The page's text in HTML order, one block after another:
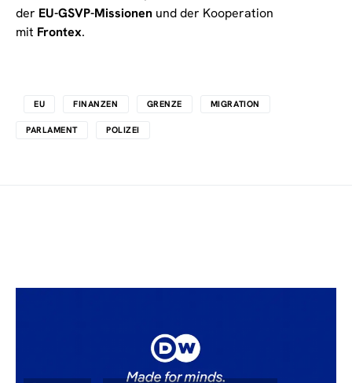
der EU-GSVP-Missionen und der Kooperation
mit Frontex.
EU FINANZEN GRENZE MIGRATION
PARLAMENT POLIZEI